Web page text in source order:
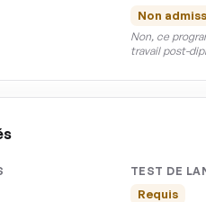
Non
Non, ce
travail post-
TEST DE
Requis